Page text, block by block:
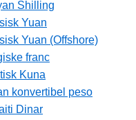
Shilling
Yuan
Yuan (Offshore)
franc
Kuna
konvertibel peso
Dinar